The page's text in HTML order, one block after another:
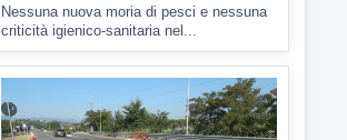
7 AGOSTO 2026 CRONACA
Ponte Valentino,21enne indagato:
Incidente mortale a Ponte Valentino,
indagato il 21enne alla guida...